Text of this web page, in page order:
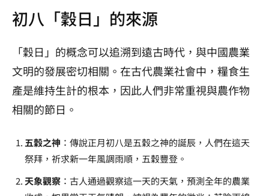
初八「穀日」的來源
「穀日」的概念可以追溯到遠古時代，與中國農業
文明的發展密切相關。在古代農業社會中，糧食生
產是維持生計的根本，因此人們非常重視與農作物
相關的節日。
五穀之神 ：傳說正月初八是五穀之神的誕辰，人們在這天
祭拜，祈求新一年風調雨順，五穀豐登。
天象觀察 ：古人通過觀察這一天的天氣，預測全年的農業